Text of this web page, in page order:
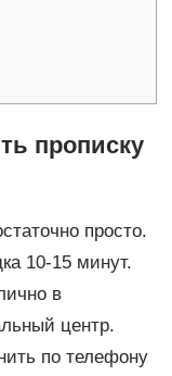
прописку
просто.
10-15 минут.
в
центр.
по телефону